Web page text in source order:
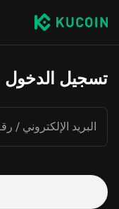
تسجيل الدخول
البريد الإلكتروني /